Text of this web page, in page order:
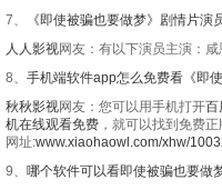
7、
《即使被骗也要做梦》剧情片演
人人影视网友：有以下演员主演：咸
8、 手机端软件app怎么免费看《即
秋秋影视网友：您可以用手机打开百
机在线观看免费 ，就可以找到免费
网址:www.xiaohaowl.com/xhw/
9、 哪个软件可以看即使被骗也要做